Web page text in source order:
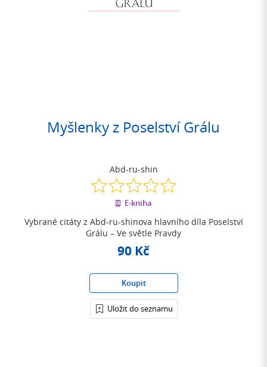
Myšlenky z Poselství Grálu
Abd-ru-shin
0.0
z
5
E-kniha
Vybrané citáty z Abd-ru-shinova hlavního díla Poselství
Grálu – Ve světle Pravdy
90 Kč
Koupit
Uložit do seznamu